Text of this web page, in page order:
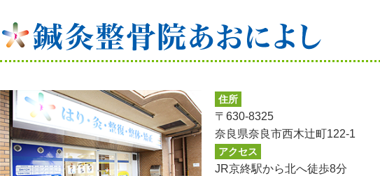
住所
〒630-8325
奈良県奈良市西木辻町122-1
アクセス
JR京終駅から北へ徒歩8分